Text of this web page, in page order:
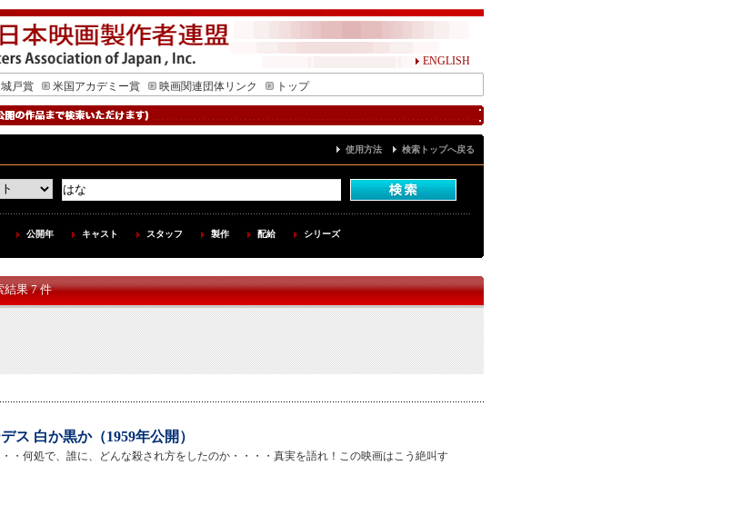
ENGLISH
城戸賞 米国アカデミー賞 映画関連団体リンク トップ
使用方法 検索トップへ戻る
公開年 キャスト スタッフ 製作 配給 シリーズ
結果 7 件
ス 白か黒か（1959年公開）
・何処で、誰に、どんな殺され方をしたのか・・・・真実を語れ！この映画はこう絶叫す